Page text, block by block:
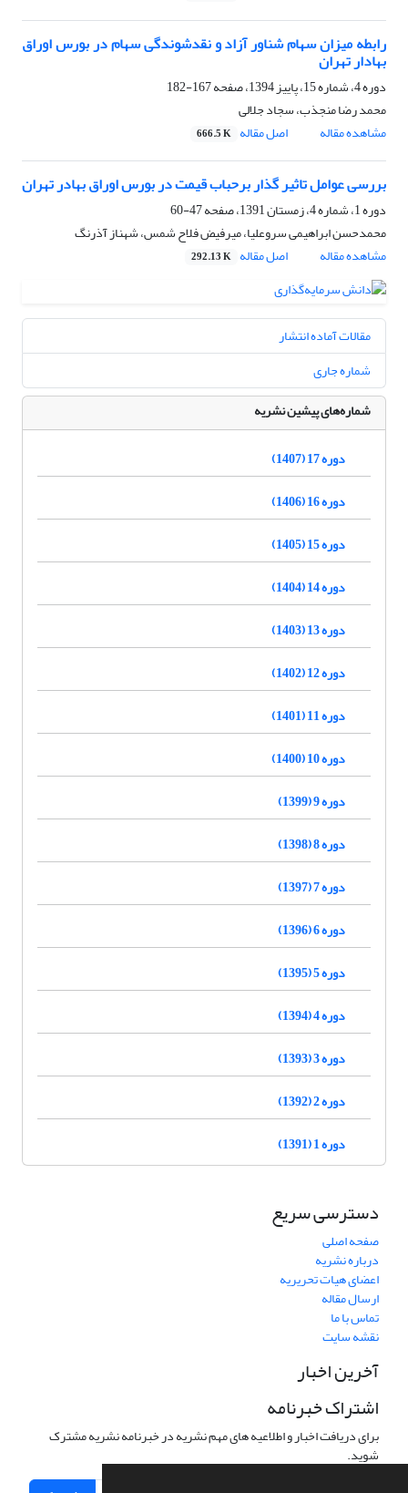
رابطه میزان سهام شناور آزاد و نقدشوندگی سهام در بورس اوراق
بهادار تهران
دوره 4، شماره 15، پاییز 1394، صفحه
167-182
محمد رضا منجذب، سجاد جلالی
مشاهده مقاله
اصل مقاله 666.5 K
بررسی عوامل تاثیر گذار برحباب قیمت در بورس اوراق بهادر تهران
دوره 1، شماره 4، زمستان 1391، صفحه
47-60
محمدحسن ابراهیمی سروعلیا، میرفیض فلاح شمس، شهناز آذرنگ
مشاهده مقاله
اصل مقاله 292.13 K
مقالات آماده انتشار
شماره جاری
شماره‌های پیشین نشریه
دوره 17 (1407)
دوره 16 (1406)
دوره 15 (1405)
دوره 14 (1404)
دوره 13 (1403)
دوره 12 (1402)
دوره 11 (1401)
دوره 10 (1400)
دوره 9 (1399)
دوره 8 (1398)
دوره 7 (1397)
دوره 6 (1396)
دوره 5 (1395)
دوره 4 (1394)
دوره 3 (1393)
دوره 2 (1392)
دوره 1 (1391)
دسترسی سریع
صفحه اصلی
درباره نشریه
اعضای هیات تحریریه
ارسال مقاله
تماس با ما
نقشه سایت
آخرین اخبار
اشتراک خبرنامه
برای دریافت اخبار و اطلاعیه های مهم نشریه در خبرنامه نشریه مشترک
شوید.